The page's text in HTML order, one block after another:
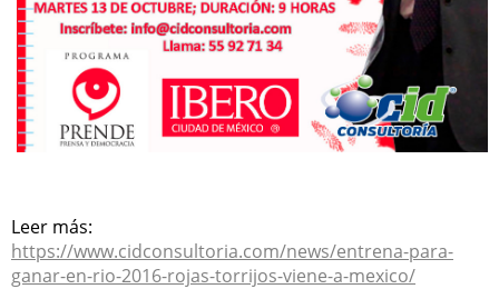
Leer más:
https://www.cidconsultoria.com/news/entrena-para-
ganar-en-rio-2016-rojas-torrijos-viene-a-mexico/